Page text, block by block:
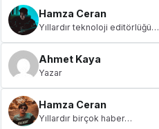
Hamza Ceran
Yıllardır teknoloji editörlüğü…
Ahmet Kaya
Yazar
Hamza Ceran
Yıllardır birçok haber…